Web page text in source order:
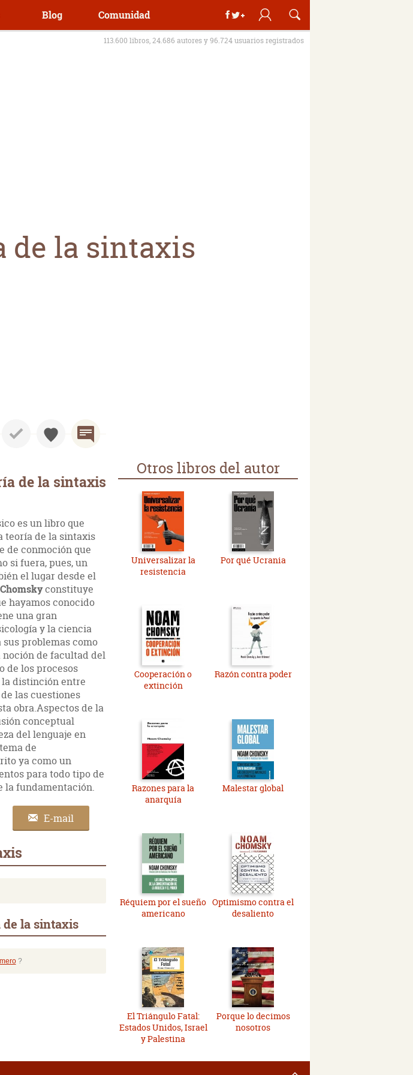
Blog Comunidad
113.600 libros, 24.686 autores y 96.724 usuarios registrados
de la sintaxis
de la sintaxis
es un libro que
teoría de la sintaxis
de conmoción que
si fuera, pues, un
el lugar desde el
Chomskyconstituye
hayamos conocido
una gran
y la ciencia
problemas como
de facultad del
de los procesos
distinción entre
las cuestiones
obra.Aspectos de la
conceptual
del lenguaje en
de
ya como un
para todo tipo de
la fundamentación.
E-mail
de la sintaxis
?
Otros libros del autor
Universalizar la
resistencia
Por qué Ucrania
Cooperación o
extinción
Razón contra poder
Razones para la
anarquía
Malestar global
Réquiem por el sueño
americano
Optimismo contra el
desaliento
El Triángulo Fatal:
Estados Unidos, Israel
y Palestina
Porque lo decimos
nosotros